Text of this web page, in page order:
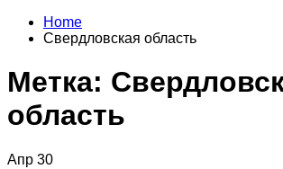
Home
Свердловская область
Метка:
область
Апр 30